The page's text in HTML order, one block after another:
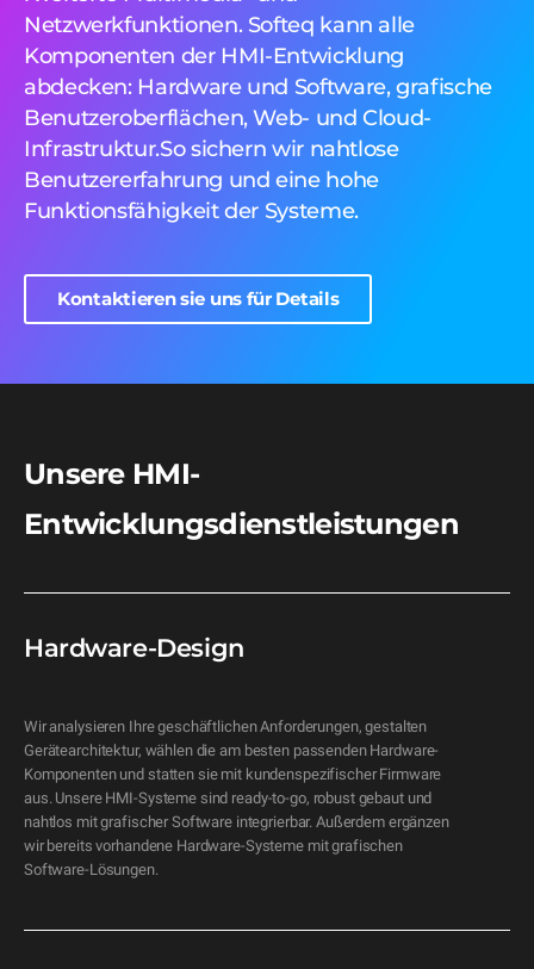
Netzwerkfunktionen. Softeq kann alle
Komponenten der HMI-Entwicklung
abdecken: Hardware und Software, grafische
Benutzeroberflächen, Web- und Cloud-
Infrastruktur.So sichern wir nahtlose
Benutzererfahrung und eine hohe
Funktionsfähigkeit der Systeme.
Kontaktieren sie uns für Details
Unsere HMI-
Entwicklungsdienstleistungen
Hardware-Design
Wir analysieren Ihre geschäftlichen Anforderungen, gestalten
Gerätearchitektur, wählen die am besten passenden Hardware-
Komponenten und statten sie mit kundenspezifischer Firmware
aus. Unsere HMI-Systeme sind ready-to-go, robust gebaut und
nahtlos mit grafischer Software integrierbar. Außerdem ergänzen
wir bereits vorhandene Hardware-Systeme mit grafischen
Software-Lösungen.